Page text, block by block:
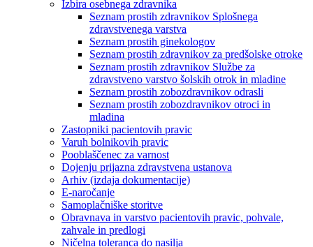
Izbira osebnega zdravnika
Seznam prostih zdravnikov Splošnega
zdravstvenega varstva
Seznam prostih ginekologov
Seznam prostih zdravnikov za predšolske otroke
Seznam prostih zdravnikov Službe za
zdravstveno varstvo šolskih otrok in mladine
Seznam prostih zobozdravnikov odrasli
Seznam prostih zobozdravnikov otroci in
mladina
Zastopniki pacientovih pravic
Varuh bolnikovih pravic
Pooblaščenec za varnost
Dojenju prijazna zdravstvena ustanova
Arhiv (izdaja dokumentacije)
E-naročanje
Samoplačniške storitve
Obravnava in varstvo pacientovih pravic, pohvale,
zahvale in predlogi
Ničelna toleranca do nasilja